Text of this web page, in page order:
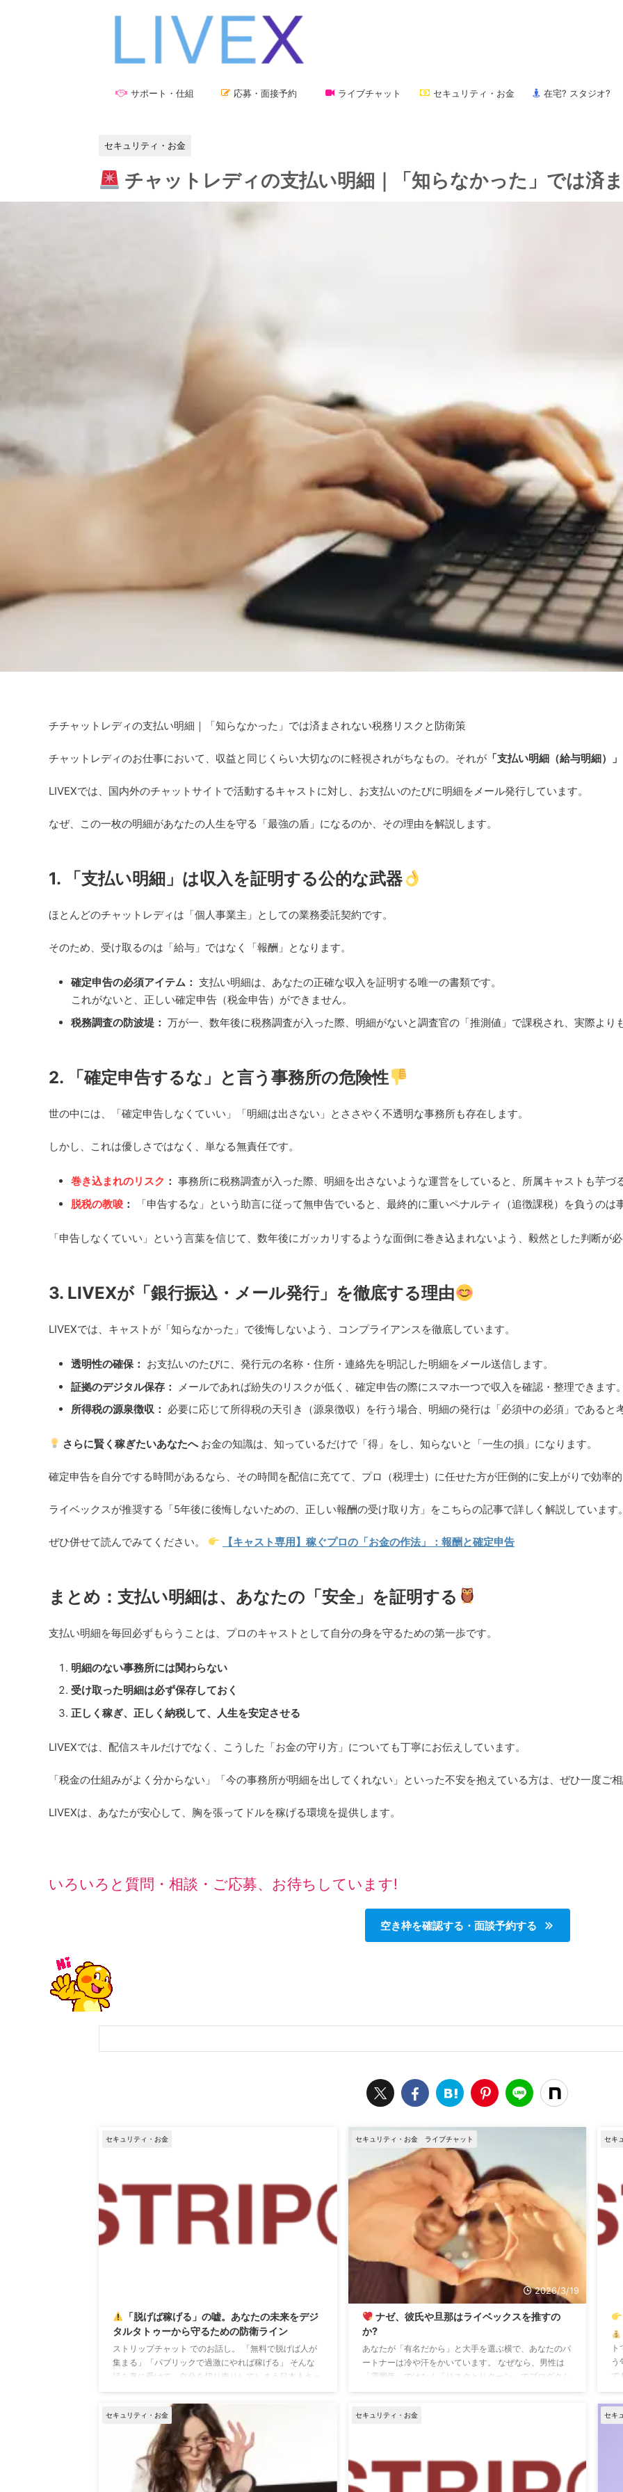
サポート・仕組 応募・面接予約 ライブチャット セキュリティ・お金 在宅? スタジオ?
セキュリティ・お金
チャットレディの支払い明細｜「知らなかった」では済
チチャットレディの支払い明細｜「知らなかった」では済まされない税務リスクと防衛策
チャットレディのお仕事において、収益と同じくらい大切なのに軽視されがちなもの。それが 「支払い明細（給与明細）」
LIVEXでは、国内外のチャットサイトで活動するキャストに対し、お支払いのたびに明細をメール発行しています。
なぜ、この一枚の明細があなたの人生を守る「最強の盾」になるのか、その理由を解説します。
1. 「支払い明細」は収入を証明する公的な武器
ほとんどのチャットレディは「個人事業主」としての業務委託契約です。
そのため、受け取るのは「給与」ではなく「報酬」となります。
確定申告の必須アイテム： 支払い明細は、あなたの正確な収入を証明する唯一の書類です。
これがないと、正しい確定申告（税金申告）ができません。
税務調査の防波堤： 万が一、数年後に税務調査が入った際、明細がないと調査官の「推測値」で課税され、実際よ
2. 「確定申告するな」と言う事務所の危険性
世の中には、「確定申告しなくていい」「明細は出さない」とささやく不透明な事務所も存在します。
しかし、これは優しさではなく、単なる無責任です。
巻き込まれのリスク ： 事務所に税務調査が入った際、明細を出さないような運営をしていると、所属キャストも芋づ
脱税の教唆 ： 「申告するな」という助言に従って無申告でいると、最終的に重いペナルティ（追徴課税）を負うの
「申告しなくていい」という言葉を信じて、数年後にガッカリするような面倒に巻き込まれないよう、毅然とした判断が
3. LIVEXが「銀行振込・メール発行」を徹底する理由
LIVEXでは、キャストが「知らなかった」で後悔しないよう、コンプライアンスを徹底しています。
透明性の確保： お支払いのたびに、発行元の名称・住所・連絡先を明記した明細をメール送信します。
証拠のデジタル保存：
メールであれば紛失のリスクが低く、確定申告の際にスマホ一つで収入を確認・整理できます
所得税の源泉徴収： 必要に応じて所得税の天引き（源泉徴収）を行う場合、明細の発行は「必須中の必須」であると
さらに賢く稼ぎたいあなたへお金の知識は、知っているだけで「得」をし、知らないと「一生の損」になります。
確定申告を自分でする時間があるなら、その時間を配信に充てて、プロ（税理士）に任せた方が圧倒的に安上がりで効率
ライベックスが推奨する「5年後に後悔しないための、正しい報酬の受け取り方」をこちらの記事で詳しく解説しています
ぜひ併せて読んでみてください。 【キャスト専用】稼ぐプロの「お金の作法」：報酬と確定申告
まとめ：支払い明細は、あなたの「安全」を証明する
支払い明細を毎回必ずもらうことは、プロのキャストとして自分の身を守るための第一歩です。
明細のない事務所には関わらない
受け取った明細は必ず保存しておく
正しく稼ぎ、正しく納税して、人生を安定させる
LIVEXでは、配信スキルだけでなく、こうした「お金の守り方」についても丁寧にお伝えしています。
「税金の仕組みがよく分からない」「今の事務所が明細を出してくれない」といった不安を抱えている方は、ぜひ一度ご
LIVEXは、あなたが安心して、胸を張ってドルを稼げる環境を提供します。
いろいろと質問・相談・ご応募、お待ちしています!
空き枠を確認する・面談予約する
セキュリティ・お金
「脱げば稼げる」の嘘。あなたの未来をデジ
タルタトゥーから守るための防衛ライン
ストリップチャット でのお話し。 「無料で脱げば人が
集まる」「パブリックで過激にやれば稼げる」 そんな
話を真に受けて、自分を切り売りしてしまう日本人キャ
ど、録画・流出リスクは増えます。 そして増えるの
は、あなたにお金を払ってくれるユーザーではなく、
タダ見目的の無課金ユーザーです。 なぜ流出は起き
るのか？ ストリップチャットには、パブリックチャッ
ト（無料公開）が存在します。 つまり、
セキュリティ・お金 ライブチャット
2026/3/19
ナゼ、彼氏や旦那はライベックスを推すの
か?
あなたが「有名だから」と大手を選ぶ横で、あなたのパ
ートナーは冷や汗をかいています。 なぜなら、男性は
「雰囲気」ではなく「リスクとリターン」でプロダクシ
最も安全に稼げる場所」 であると、直感的に理解して
レディ」に対して、男尊女卑的な偏見を持つ男性がまだ
大多数を占めています。 しかし、その ...
セキ
う
で
て
読
セキュリティ・お金 セキュリティ・お金 セキ